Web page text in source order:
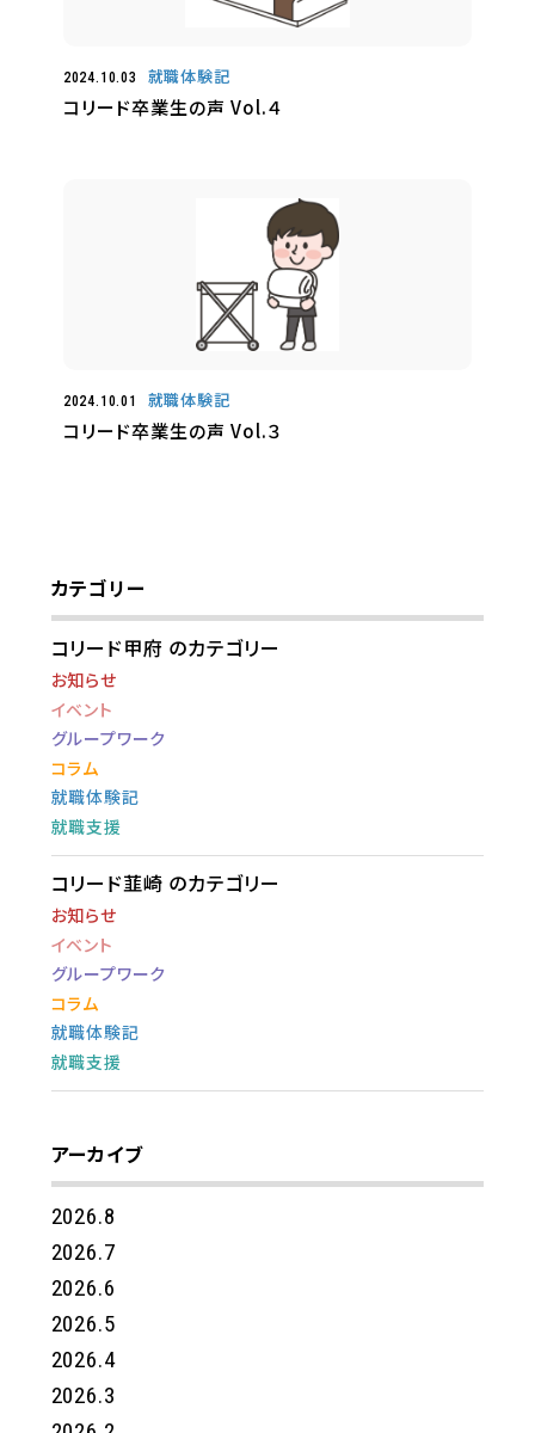
2024.10.03 就職体験記
コリード卒業生の声 Vol.４
2024.10.01 就職体験記
コリード卒業生の声 Vol.３
カテゴリー
コリード甲府 のカテゴリー
お知らせ
イベント
グループワーク
コラム
就職体験記
就職支援
コリード韮崎 のカテゴリー
お知らせ
イベント
グループワーク
コラム
就職体験記
就職支援
アーカイブ
2026.8
2026.7
2026.6
2026.5
2026.4
2026.3